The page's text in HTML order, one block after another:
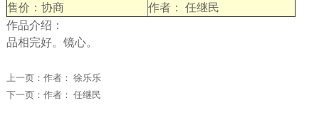
售价：协商
作者： 任继民
作品介绍：
品相完好。镜心。
上一页： 作者： 徐乐乐
下一页： 作者： 任继民